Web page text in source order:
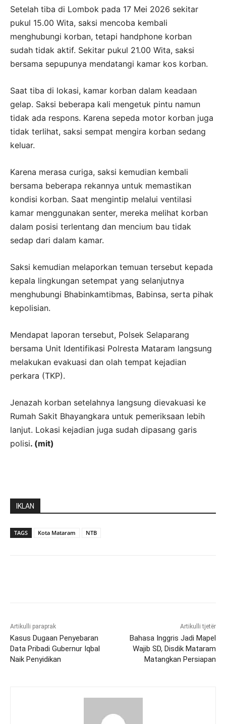
Setelah tiba di Lombok pada 17 Mei 2026 sekitar
pukul 15.00 Wita, saksi mencoba kembali
menghubungi korban, tetapi handphone korban
sudah tidak aktif. Sekitar pukul 21.00 Wita, saksi
bersama sepupunya mendatangi kamar kos korban.
Saat tiba di lokasi, kamar korban dalam keadaan
gelap. Saksi beberapa kali mengetuk pintu namun
tidak ada respons. Karena sepeda motor korban juga
tidak terlihat, saksi sempat mengira korban sedang
keluar.
Karena merasa curiga, saksi kemudian kembali
bersama beberapa rekannya untuk memastikan
kondisi korban. Saat mengintip melalui ventilasi
kamar menggunakan senter, mereka melihat korban
dalam posisi terlentang dan mencium bau tidak
sedap dari dalam kamar.
Saksi kemudian melaporkan temuan tersebut kepada
kepala lingkungan setempat yang selanjutnya
menghubungi Bhabinkamtibmas, Babinsa, serta pihak
kepolisian.
Mendapat laporan tersebut, Polsek Selaparang
bersama Unit Identifikasi Polresta Mataram langsung
melakukan evakuasi dan olah tempat kejadian
perkara (TKP).
Jenazah korban setelahnya langsung dievakuasi ke
Rumah Sakit Bhayangkara untuk pemeriksaan lebih
lanjut. Lokasi kejadian juga sudah dipasang garis
polisi. (mit)
IKLAN
TAGS Kota Mataram NTB
Artikulli paraprak
Kasus Dugaan Penyebaran
Data Pribadi Gubernur Iqbal
Naik Penyidikan
Artikulli tjetër
Bahasa Inggris Jadi Mapel
Wajib SD, Disdik Mataram
Matangkan Persiapan